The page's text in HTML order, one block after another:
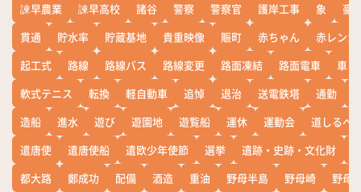
諫早農業
諫早高校 諸谷 警察 警察官 護岸工事 象
豪
貫通
貯水率 貯蔵基地 貴重映像 賑町 赤ちゃん
赤レンガ
起工式
路線 路線バス 路線変更 路面凍結 路面電車
車
軟式テニス
転換 軽自動車 追悼 退治 送電鉄塔 通勤
造船
進水 遊び 遊園地 遊覧船 運休 運動会
道しるべ
遣唐使
遣唐使船 遣欧少年使節 選挙 遺跡・史跡・文化財
都大路
鄭成功 配備 酒造 重油 野母半島 野母崎
野母